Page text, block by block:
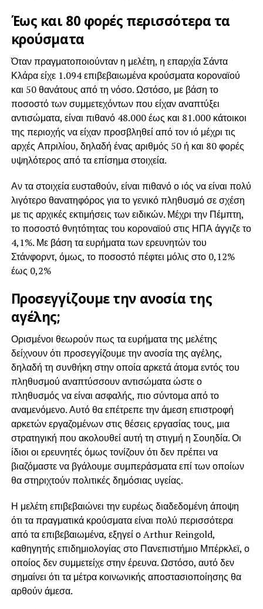
Έως και 80 φορές περισσότερα τα
κρούσματα
Όταν πραγματοποιούνταν η μελέτη, η επαρχία Σάντα
Κλάρα είχε 1.094 επιβεβαιωμένα κρούσματα κοροναϊού
και 50 θανάτους από τη νόσο. Ωστόσο, με βάση το
ποσοστό των συμμετεχόντων που είχαν αναπτύξει
αντισώματα, είναι πιθανό 48.000 έως και 81.000 κάτοικοι
της περιοχής να είχαν προσβληθεί από τον ιό μέχρι τις
αρχές Απριλίου, δηλαδή ένας αριθμός 50 ή και 80 φορές
υψηλότερος από τα επίσημα στοιχεία.
Αν τα στοιχεία ευσταθούν, είναι πιθανό ο ιός να είναι πολύ
λιγότερο θανατηφόρος για το γενικό πληθυσμό σε σχέση
με τις αρχικές εκτιμήσεις των ειδικών. Μέχρι την Πέμπτη,
το ποσοστό θνητότητας του κοροναϊού στις ΗΠΑ άγγιζε το
4,1%. Με βάση τα ευρήματα των ερευνητών του
Στάνφορντ, όμως, το ποσοστό πέφτει μόλις στο 0,12%
έως 0,2%
Προσεγγίζουμε την ανοσία της
αγέλης;
Ορισμένοι θεωρούν πως τα ευρήματα της μελέτης
δείχνουν ότι προσεγγίζουμε την ανοσία της αγέλης,
δηλαδή τη συνθήκη στην οποία αρκετά άτομα εντός του
πληθυσμού αναπτύσσουν αντισώματα ώστε ο
πληθυσμός να είναι ασφαλής, πιο σύντομα από το
αναμενόμενο. Αυτό θα επέτρεπε την άμεση επιστροφή
αρκετών εργαζομένων στις θέσεις εργασίας τους, μια
στρατηγική που ακολουθεί αυτή τη στιγμή η Σουηδία. Οι
ίδιοι οι ερευνητές όμως τονίζουν ότι δεν πρέπει να
βιαζόμαστε να βγάλουμε συμπεράσματα επί των οποίων
θα στηριχτούν πολιτικές δημόσιας υγείας.
Η μελέτη επιβεβαιώνει την ευρέως διαδεδομένη άποψη
ότι τα πραγματικά κρούσματα είναι πολύ περισσότερα
από τα επιβεβαιωμένα, εξηγεί ο Arthur Reingold,
καθηγητής επιδημιολογίας στο Πανεπιστήμιο Μπέρκλεϊ, ο
οποίος δεν συμμετείχε στην έρευνα. Ωστόσο, αυτό δεν
σημαίνει ότι τα μέτρα κοινωνικής αποστασιοποίησης θα
αρθούν άμεσα.